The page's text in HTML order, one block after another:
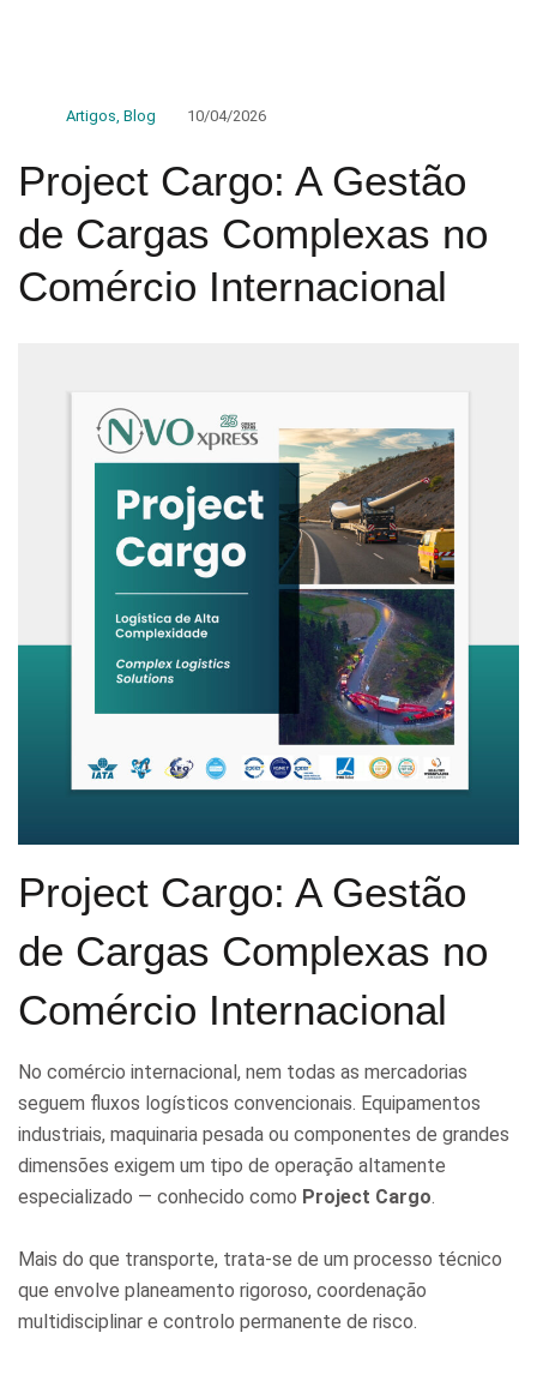
Artigos, Blog 10/04/2026
Project Cargo: A Gestão
de Cargas Complexas no
Comércio Internacional
Project Cargo: A Gestão
de Cargas Complexas no
Comércio Internacional
No comércio internacional, nem todas as mercadorias
seguem fluxos logísticos convencionais. Equipamentos
industriais, maquinaria pesada ou componentes de grandes
dimensões exigem um tipo de operação altamente
especializado — conhecido como Project Cargo.
Mais do que transporte, trata-se de um processo técnico
que envolve planeamento rigoroso, coordenação
multidisciplinar e controlo permanente de risco.